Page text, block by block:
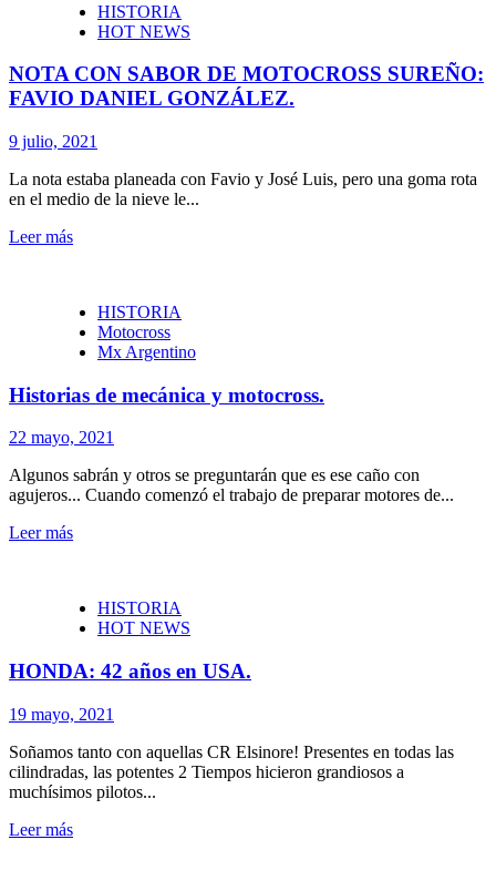
HISTORIA
HOT NEWS
NOTA CON SABOR DE MOTOCROSS SUREÑO:
FAVIO DANIEL GONZÁLEZ.
9 julio, 2021
La nota estaba planeada con Favio y José Luis, pero una goma rota
en el medio de la nieve le...
Leer más
HISTORIA
Motocross
Mx Argentino
Historias de mecánica y motocross.
22 mayo, 2021
Algunos sabrán y otros se preguntarán que es ese caño con
agujeros... Cuando comenzó el trabajo de preparar motores de...
Leer más
HISTORIA
HOT NEWS
HONDA: 42 años en USA.
19 mayo, 2021
Soñamos tanto con aquellas CR Elsinore! Presentes en todas las
cilindradas, las potentes 2 Tiempos hicieron grandiosos a
muchísimos pilotos...
Leer más